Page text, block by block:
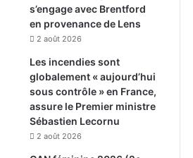
s’engage avec Brentford
en provenance de Lens
2 août 2026
Les incendies sont
globalement « aujourd’hui
sous contrôle » en France,
assure le Premier ministre
Sébastien Lecornu
2 août 2026